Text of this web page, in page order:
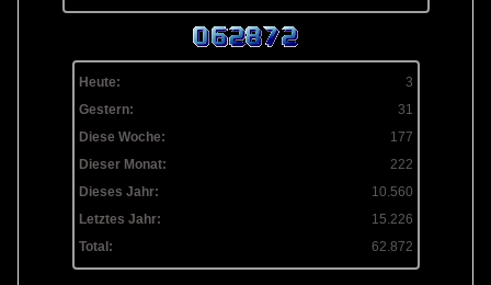
Heute:
3
Gestern:
31
Diese Woche:
177
Dieser Monat:
222
Dieses Jahr:
10.560
Letztes Jahr:
15.226
Total:
62.872